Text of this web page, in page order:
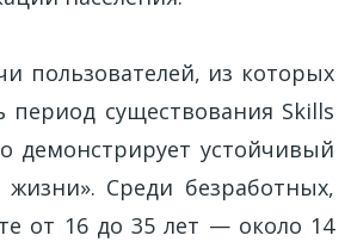
пользователей, из которых
период существования Skills
демонстрирует устойчивый
Среди безработных,
от 16 до 35 лет — около 14